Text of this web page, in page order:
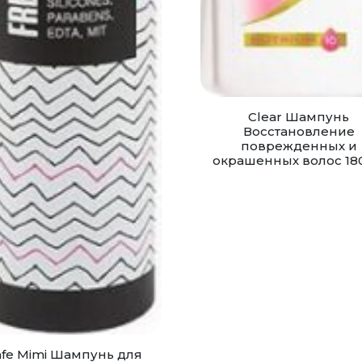
Mimi Шампунь для
Clear Шампунь
Восстановление
поврежденных и
окрашенных волос